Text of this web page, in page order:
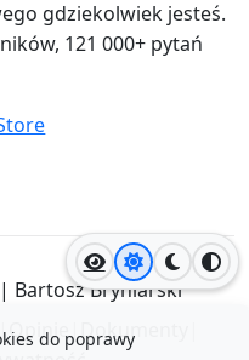
Jasny motyw
Ciemny
gdziekolwiek jesteś.
121 000+ pytań
Bartosz Bryniarski
Opinie|Dokumenty
do poprawy